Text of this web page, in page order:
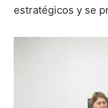
estratégicos y se